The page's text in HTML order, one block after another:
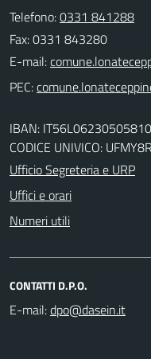
Telefono:0331 841288
Fax: 0331 843280
E-mail:
PEC:
IBAN:
CODICE UNIVICO: UFMY8R
Ufficio Segreteria e URP
Uffici e orari
Numeri utili
CONTATTI D.P.O.
E-mail: